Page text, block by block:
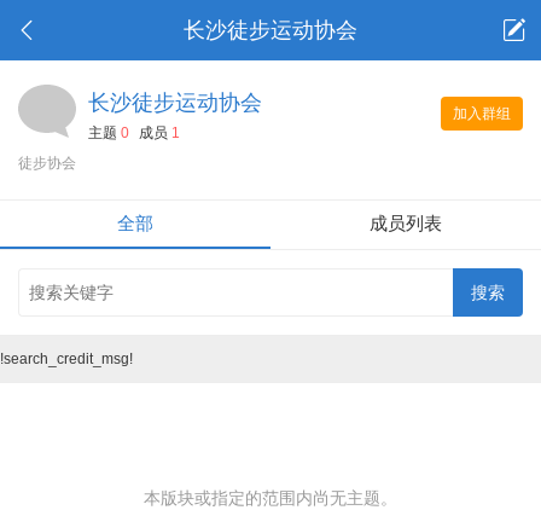
长沙徒步运动协会
加入群组
长沙徒步运动协会
主题 0 成员 1
徒步协会
全部 成员列表
!search_credit_msg!
本版块或指定的范围内尚无主题。